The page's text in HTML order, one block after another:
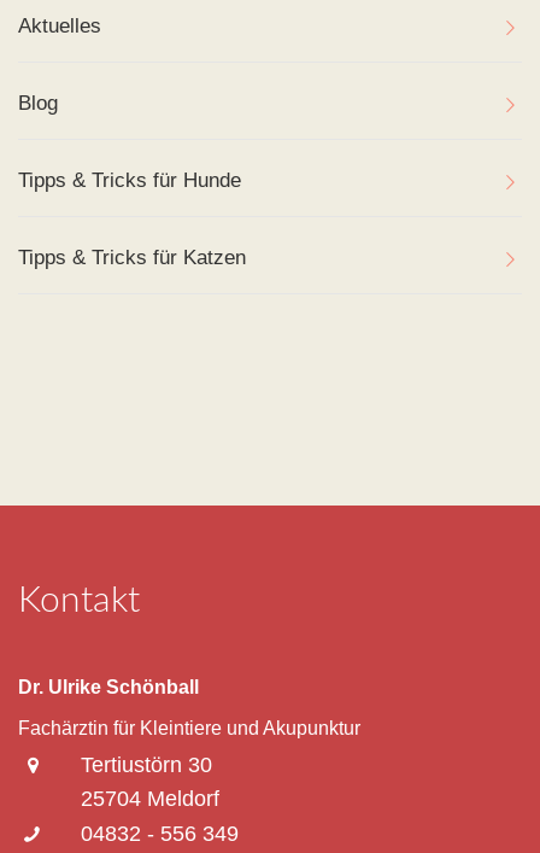
Aktuelles
Blog
Tipps & Tricks für Hunde
Tipps & Tricks für Katzen
Kontakt
Dr. Ulrike Schönball
Fachärztin für Kleintiere und Akupunktur
Tertiustörn 30
25704 Meldorf
04832 - 556 349